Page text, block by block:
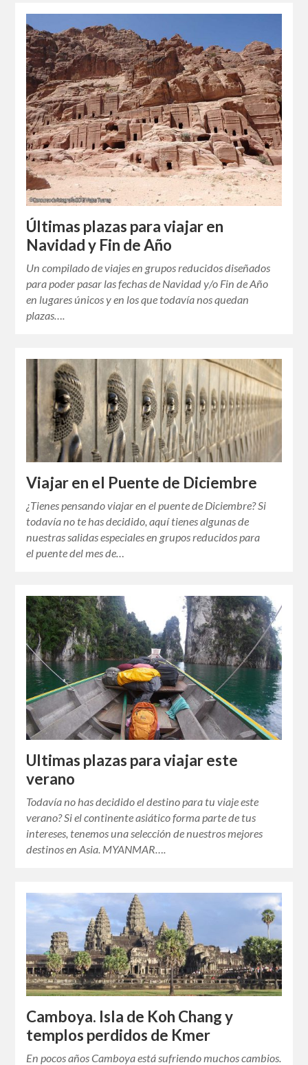
Últimas plazas para viajar en
Navidad y Fin de Año
Un compilado de viajes en grupos reducidos diseñados
para poder pasar las fechas de Navidad y/o Fin de Año
en lugares únicos y en los que todavía nos quedan
plazas….
Viajar en el Puente de Diciembre
¿Tienes pensando viajar en el puente de Diciembre? Si
todavía no te has decidido, aquí tienes algunas de
nuestras salidas especiales en grupos reducidos para
el puente del mes de…
Ultimas plazas para viajar este
verano
Todavía no has decidido el destino para tu viaje este
verano? Si el continente asiático forma parte de tus
intereses, tenemos una selección de nuestros mejores
destinos en Asia. MYANMAR….
Camboya. Isla de Koh Chang y
templos perdidos de Kmer
En pocos años Camboya está sufriendo muchos cambios.